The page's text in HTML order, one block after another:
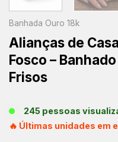
Banhada Ouro 18k
Alianças de
Fosco –
Frisos
245 pessoas
🔥 Últimas unidades em